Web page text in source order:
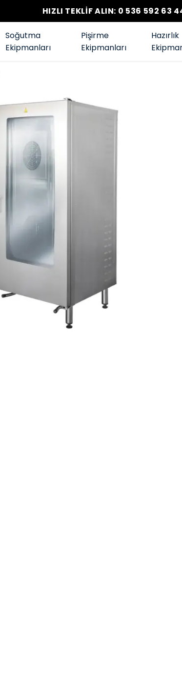
HIZLI TEKLİF ALIN: 0 536 592 63
Soğutma
Ekipmanları
Pişirme
Ekipmanları
Hazırlık